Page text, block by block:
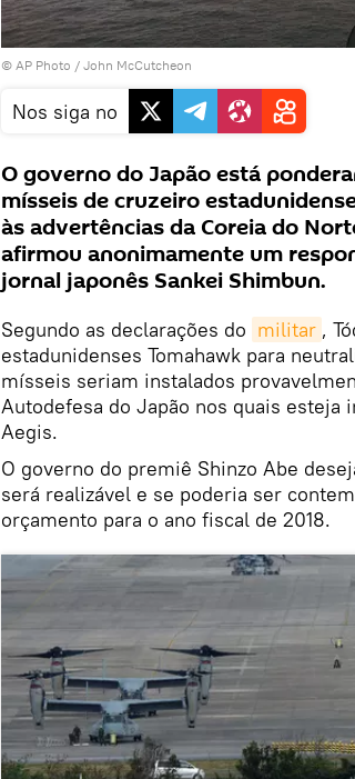
© AP Photo / John McCutcheon
Nos siga no
O governo do Japão está
mísseis de cruzeiro
às advertências da Coreia do
afirmou anonimamente um
jornal japonês Sankei Shimbun.
Segundo as declarações do militar ,
estadunidenses Tomahawk para
mísseis seriam instalados
Autodefesa do Japão nos quais esteja
Aegis.
O governo do premiê Shinzo Abe
será realizável e se poderia ser
orçamento para o ano fiscal de 2018.